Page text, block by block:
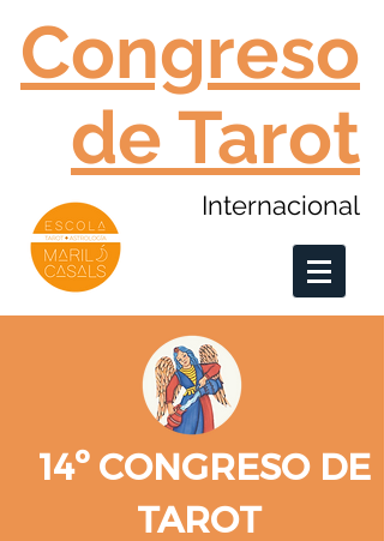
Congreso
de Tarot
Internacional
14º CONGRESO DE
TAROT